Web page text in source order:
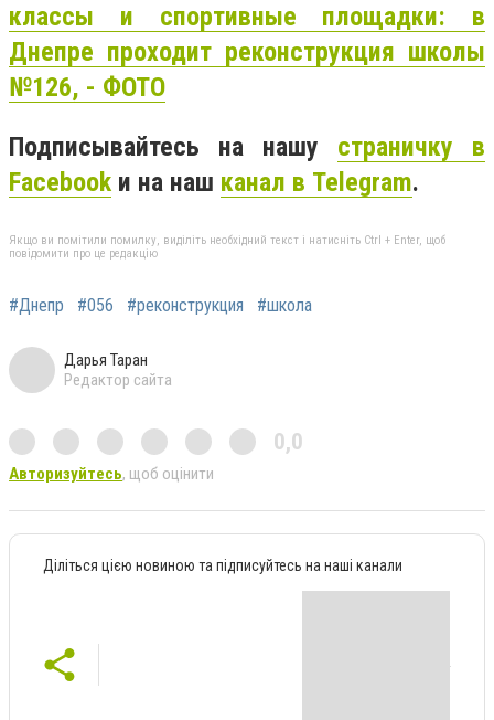
классы и спортивные площадки: в
Днепре проходит реконструкция школы
№126, - ФОТО
Подписывайтесь на нашу страничку в
Facebook и на наш канал в Telegram.
Якщо ви помітили помилку, виділіть необхідний текст і натисніть Ctrl + Enter, щоб
повідомити про це редакцію
#Днепр #056 #реконструкция #школа
Дарья Таран
Редактор сайта
0,0
Авторизуйтесь, щоб оцінити
Діліться цією новиною та підписуйтесь на наші канали